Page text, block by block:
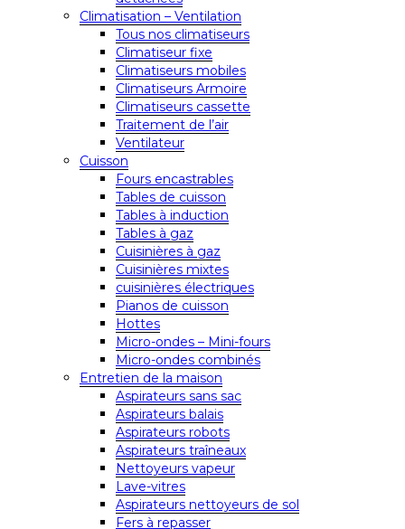
Climatisation – Ventilation
Tous nos climatiseurs
Climatiseur fixe
Climatiseurs mobiles
Climatiseurs Armoire
Climatiseurs cassette
Traitement de l’air
Ventilateur
Cuisson
Fours encastrables
Tables de cuisson
Tables à induction
Tables à gaz
Cuisinières à gaz
Cuisinières mixtes
cuisinières électriques
Pianos de cuisson
Hottes
Micro-ondes – Mini-fours
Micro-ondes combinés
Entretien de la maison
Aspirateurs sans sac
Aspirateurs balais
Aspirateurs robots
Aspirateurs traîneaux
Nettoyeurs vapeur
Lave-vitres
Aspirateurs nettoyeurs de sol
Fers à repasser